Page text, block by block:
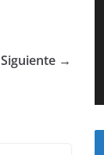
Siguiente →